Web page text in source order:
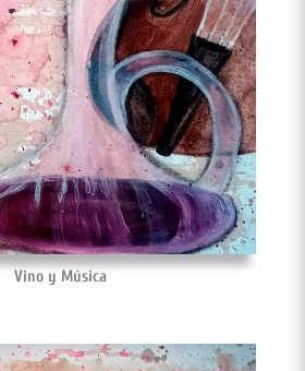
Vino y Música